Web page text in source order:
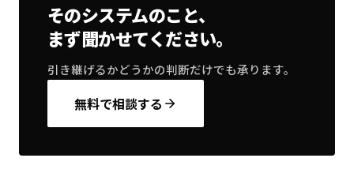
そのシステムのこと、
まず聞かせてください。
引き継げるかどうかの判断だけでも承ります。
無料で相談する